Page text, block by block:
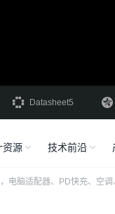
Datasheet5
资源 技术前沿
电脑适配器、PD快充、空